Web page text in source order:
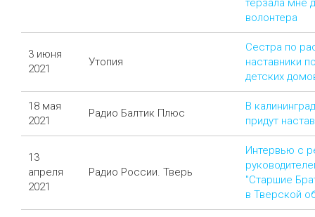
терзала мне
волонтера
3 июня
2021
Утопия
Сестра по
наставники
детских
18 мая
2021
Радио Балтик Плюс
В
придут
13
апреля
2021
Радио России. Тверь
Интервью с
"Старшие
в Тверской